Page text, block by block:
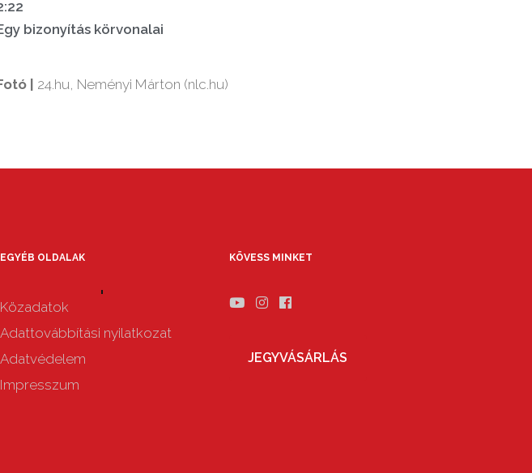
bizonyítás körvonalai
| 24.hu, Neményi Márton (nlc.hu)
EGYÉB OLDALAK
Közadatok
Adattovábbítási nyilatkozat
Adatvédelem
Impresszum
KÖVESS MINKET
JEGYVÁSÁRLÁS